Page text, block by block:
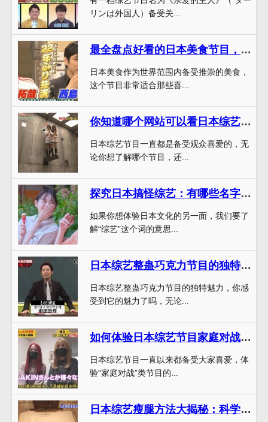
リンは外国人）备受关...
最全盘点好看的日本美食节目，想要吃遍所有日本料理？快上车
日本美食作为世界范围内备受推崇的美食，
这个节目非常适合那些喜...
你知道哪个网站可以看日本综艺节目讲解？这个是必看的
日本综艺节目一直都是备受观众喜爱的，无
论你想了解哪个节目，还...
探究日本搞怪综艺：有哪些名字值得推荐？
如果你想体验日本文化的另一面，我们要了
解“综艺”这个词的意思...
日本综艺整蛊巧克力节目的独特魅力，你感受到了吗？
日本综艺整蛊巧克力节目的独特魅力，你感
受到它的魅力了吗，无论...
如何体验日本综艺节目家庭对战的趣味魅力？
日本综艺节目一直以来都备受大家喜爱，体
验“家庭对战”类节目的...
日本综艺瘦腿方法大揭秘：科学减肥不再是难题